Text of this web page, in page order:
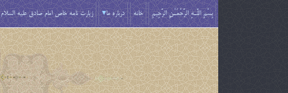
بِسْمِ اللَّـهِ الرَّحْمَـٰنِ الرَّحِيمِ خانه درباره ما زیارت نامه خاص امام صادق علیه السلام